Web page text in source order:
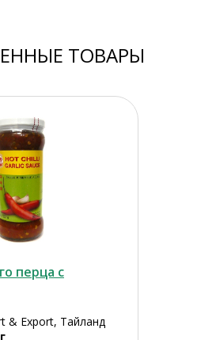
ТОВАРЫ
перца с
& Export, Тайланд